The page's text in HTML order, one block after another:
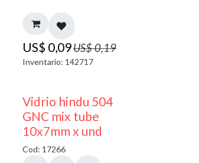
US$ 0,09US$0,19
Inventario: 142717
40% DESCUENTO
Vidrio hindu 504
GNC mix tube
10x7mm x und
Cod: 17266